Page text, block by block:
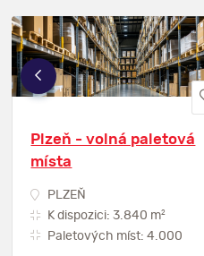
Plzeň - volná paletová
místa
PLZEŇ
K dispozici: 3.840 m2
Paletových míst: 4.000